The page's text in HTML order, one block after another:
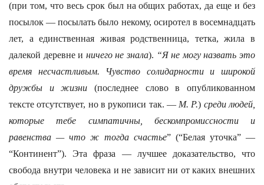
(при том, что весь срок был на общих работах, да еще и без
посылок — посылать было некому, осиротел в восемнадцать
лет, а единственная живая родственница, тетка, жила в
далекой деревне и ничего не знала). “Я не могу назвать это
время несчастливым. Чувство солидарности и широкой
дружбы и жизни (последнее слово в опубликованном
тексте отсутствует, но в рукописи так. — М. Р.) среди людей,
которые тебе симпатичны, бескомпромиссности и
равенства — что ж тогда счастье” (“Белая уточка” —
“Континент”). Эта фраза — лучшее доказательство, что
свобода внутри человека и не зависит ни от каких внешних